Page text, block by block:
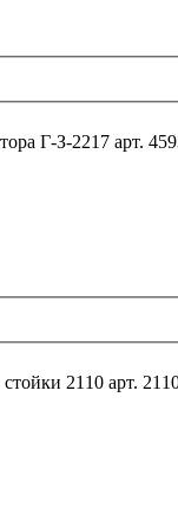
Болт М10*20*1,5
Болт М8*25 верхней чашки